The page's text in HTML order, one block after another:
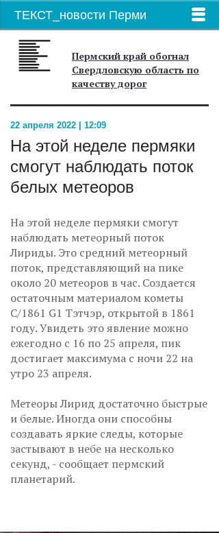
ТЕКСТ_новости Перми
Пермский край обогнал
Свердловскую область по
качеству дорог
22 апреля 2022 | 12:09
На этой неделе пермяки
смогут наблюдать поток
белых метеоров
На этой неделе пермяки смогут
наблюдать метеорный поток
Лириды. Это средний метеорный
поток, представляющий на пике
около 20 метеоров в час. Создается
остаточным материалом кометы
C/1861 G1 Тэтчэр, открытой в 1861
году. Увидеть это явление можно
ежегодно с 16 по 25 апреля, пик
достигает максимума с ночи 22 на
утро 23 апреля.
Метеоры Лирид достаточно быстрые
и белые. Иногда они способны
создавать яркие следы, которые
застывают в небе на несколько
секунд, - сообщает пермский
планетарий.